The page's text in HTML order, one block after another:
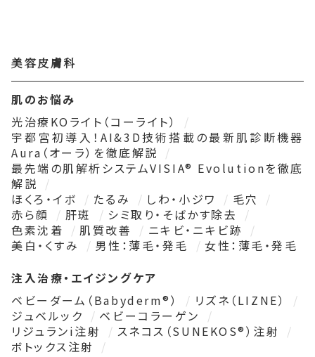
美容皮膚科
肌のお悩み
光治療KOライト（コーライト）
宇都宮初導入！AI&3D技術搭載の最新肌診断機器
Aura（オーラ）を徹底解説
最先端の肌解析システムVISIA® Evolutionを徹底
解説
ほくろ・イボ
たるみ しわ・小ジワ
毛穴
赤ら顔
肝斑
シミ取り・そばかす除去
色素沈着
肌質改善
ニキビ・ニキビ跡
美白・くすみ
男性：薄毛・発毛
女性：薄毛・発毛
注入治療・エイジングケア
ベビーダーム（Babyderm®）
リズネ（LIZNE）
ジュベルック
ベビーコラーゲン
リジュランi注射
スネコス（SUNEKOS®）注射
ボトックス注射